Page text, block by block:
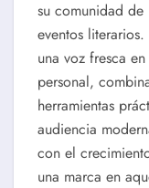
su comunidad de
eventos
una voz fresca
personal,
herramientas
audiencia
con el
una marca en